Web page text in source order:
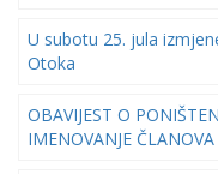
U subotu 25. jula
Otoka
OBAVIJEST O
IMENOVANJE